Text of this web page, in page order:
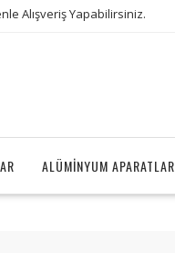
Alışveriş Yapabilirsiniz.
ALÜMINYUM APARATLAR